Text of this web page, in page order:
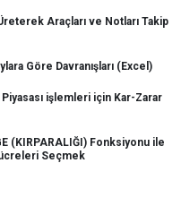
Araçları ve Notları Takip
Göre Davranışları (Excel)
işlemleri için Kar-Zarar
(KIRPARALIĞI) Fonksiyonu ile
Seçmek